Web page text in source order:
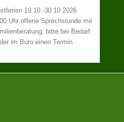
19.10.-30.10.2026
Uhr offene Sprechstunde mit
bitte bei Bedarf
im Büro einen Termin